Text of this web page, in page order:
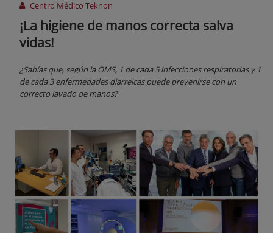
Centro Médico Teknon
¡La higiene de manos correcta salva
vidas!
¿Sabías que, según la OMS, 1 de cada 5 infecciones respiratorias y 1
de cada 3 enfermedades diarreicas puede prevenirse con un
correcto lavado de manos?